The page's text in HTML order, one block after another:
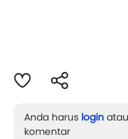
Anda harus login atau
komentar